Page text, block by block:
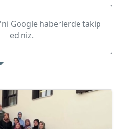
'ni Google haberlerde takip
ediniz.